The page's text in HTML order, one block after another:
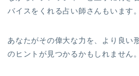
バイスをくれる占い師さんもいます。
あなたがその偉大な力を、より良い
のヒントが見つかるかもしれません。